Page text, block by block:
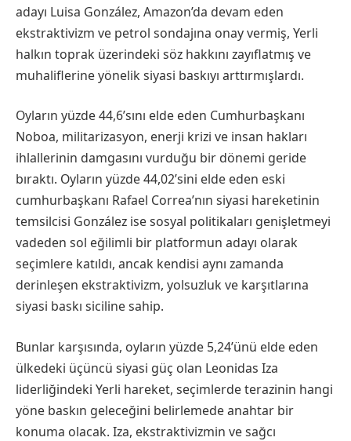
adayı Luisa González, Amazon’da devam eden
ekstraktivizm ve petrol sondajına onay vermiş, Yerli
halkın toprak üzerindeki söz hakkını zayıflatmış ve
muhaliflerine yönelik siyasi baskıyı arttırmışlardı.
Oyların yüzde 44,6’sını elde eden Cumhurbaşkanı
Noboa, militarizasyon, enerji krizi ve insan hakları
ihlallerinin damgasını vurduğu bir dönemi geride
bıraktı. Oyların yüzde 44,02’sini elde eden eski
cumhurbaşkanı Rafael Correa’nın siyasi hareketinin
temsilcisi González ise sosyal politikaları genişletmeyi
vadeden sol eğilimli bir platformun adayı olarak
seçimlere katıldı, ancak kendisi aynı zamanda
derinleşen ekstraktivizm, yolsuzluk ve karşıtlarına
siyasi baskı siciline sahip.
Bunlar karşısında, oyların yüzde 5,24’ünü elde eden
ülkedeki üçüncü siyasi güç olan Leonidas Iza
liderliğindeki Yerli hareket, seçimlerde terazinin hangi
yöne baskın geleceğini belirlemede anahtar bir
konuma olacak. Iza, ekstraktivizmin ve sağcı